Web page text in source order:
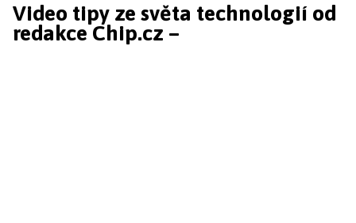
Video tipy ze světa technologií od
redakce Chip.cz –